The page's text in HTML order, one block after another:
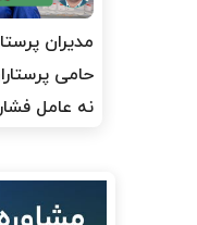
مدیران
حامی
نه عامل فشار